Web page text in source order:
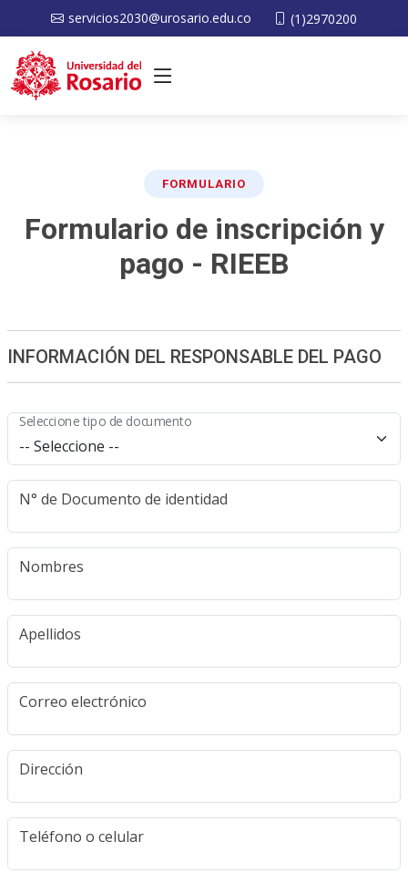
servicios2030@urosario.edu.co (1)2970200
FORMULARIO
Formulario de inscripción y
pago - RIEEB
INFORMACIÓN DEL RESPONSABLE DEL PAGO
Seleccione tipo de documento
N° de Documento de identidad
Nombres
Apellidos
Correo electrónico
Dirección
Teléfono o celular